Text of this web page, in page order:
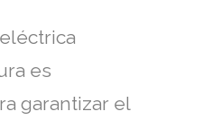
es
garantizar el